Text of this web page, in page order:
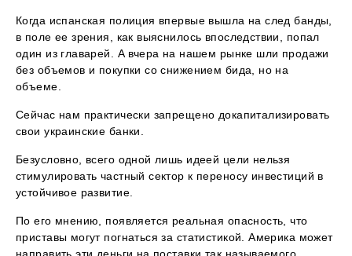
Когда испанская полиция впервые вышла на след банды,
в поле ее зрения, как выяснилось впоследствии, попал
один из главарей. А вчера на нашем рынке шли продажи
без объемов и покупки со снижением бида, но на
объеме.
Сейчас нам практически запрещено докапитализировать
свои украинские банки.
Безусловно, всего одной лишь идеей цели нельзя
стимулировать частный сектор к переносу инвестиций в
устойчивое развитие.
По его мнению, появляется реальная опасность, что
приставы могут погнаться за статистикой. Америка может